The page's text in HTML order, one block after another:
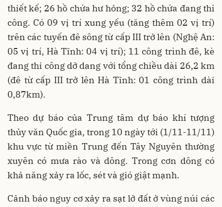
thiết kế; 26 hồ chứa hư hỏng; 32 hồ chứa đang thi
công. Có 09 vị trí xung yếu (tăng thêm 02 vị trí)
trên các tuyến đê sông từ cấp III trở lên (Nghệ An:
05 vị trí, Hà Tĩnh: 04 vị trí); 11 công trình đê, kè
đang thi công dở dang với tổng chiều dài 26,2 km
(đê từ cấp III trở lên Hà Tĩnh: 01 công trình dài
0,87km).
Theo dự báo của Trung tâm dự báo khí tượng
thủy văn Quốc gia, trong 10 ngày tới (1/11-11/11)
khu vực từ miền Trung đến Tây Nguyên thường
xuyên có mưa rào và dông. Trong cơn dông có
khả năng xảy ra lốc, sét và gió giật mạnh.
Cảnh báo nguy cơ xảy ra sạt lở đất ở vùng núi các